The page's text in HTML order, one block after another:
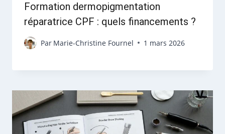
Formation dermopigmentation
réparatrice CPF : quels financements ?
Par Marie-Christine Fournel 1 mars 2026